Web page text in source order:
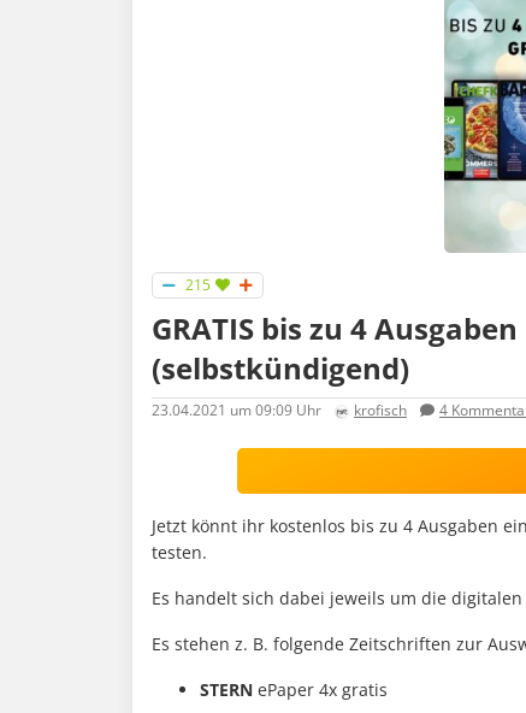
215
GRATIS bis zu 4
(selbstkündigend)
23.04.2021 um 09:09 Uhr krofisch 4
Jetzt könnt ihr kostenlos bis zu 4 Ausgaben
testen.
Es handelt sich dabei jeweils um die digitalen
Es stehen z. B. folgende Zeitschriften zur
STERN ePaper 4x gratis